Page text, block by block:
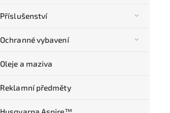
Příslušenství
Ochranné vybavení
Oleje a maziva
Reklamní předměty